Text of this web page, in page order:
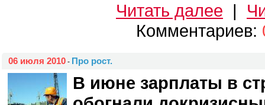
Читать далее |
Комментариев:
06 июля 2010 - Про рост.
В июне зарплаты в